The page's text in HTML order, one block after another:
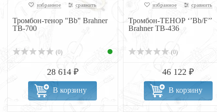
избранное сравнить
Тромбон-тенор "Bb" Brahner
TB-700
(0)
28 614 ₽
В корзину
избранное сравнить
Тромбон-ТЕНОР ‘’Bb/F’’
Brahner TB-436
(0)
46 122 ₽
В корзину